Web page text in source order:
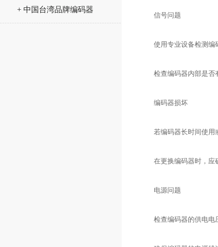
+ 中国台湾品牌编码器
信号问题
使用专业设备检测编码
检查编码器内部是否
编码器损坏
若编码器长时间使用或
在更换编码器时，应确
电源问题
检查编码器的供电电压